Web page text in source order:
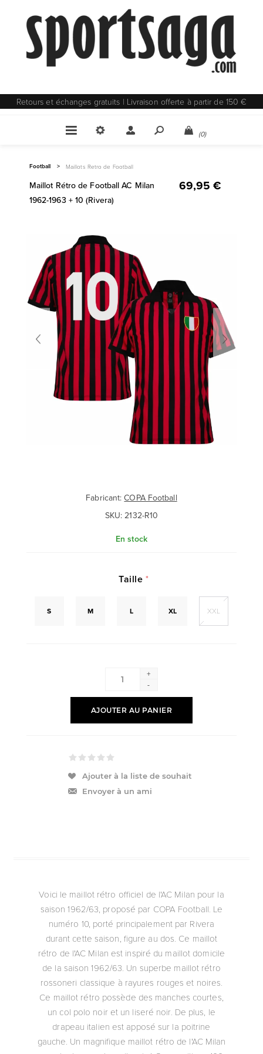
Retours et échanges gratuits | Livraison offerte à partir de 150 €
(0)
Football > Maillots Retro de Football
Maillot Rétro de Football AC Milan
1962-1963 + 10 (Rivera)
69,95 €
Fabricant: COPA Football
SKU: 2132-R10
En stock
Taille *
S M L XL XXL
+
-
AJOUTER AU PANIER
Ajouter à la liste de souhait
Envoyer à un ami
Voici le maillot rétro officiel de l'AC Milan pour la
saison 1962/63, proposé par COPA Football. Le
numéro 10, porté principalement par Rivera
durant cette saison, figure au dos. Ce maillot
rétro de l'AC Milan est inspiré du maillot domicile
de la saison 1962/63. Un superbe maillot rétro
rossoneri classique à rayures rouges et noires.
Ce maillot rétro possède des manches courtes,
un col polo noir et un liseré noir. De plus, le
drapeau italien est apposé sur la poitrine
gauche. Un magnifique maillot rétro de l'AC Milan